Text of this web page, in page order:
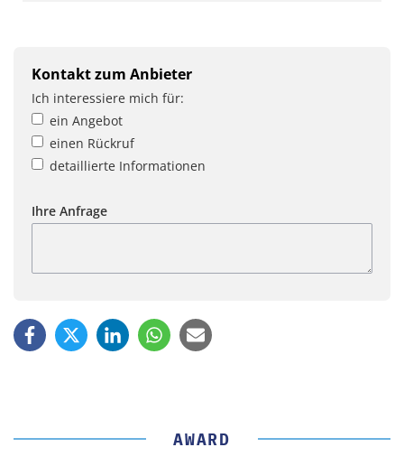
Kontakt zum Anbieter
Ich interessiere mich für:
ein Angebot
einen Rückruf
detaillierte Informationen
Ihre Anfrage
AWARD